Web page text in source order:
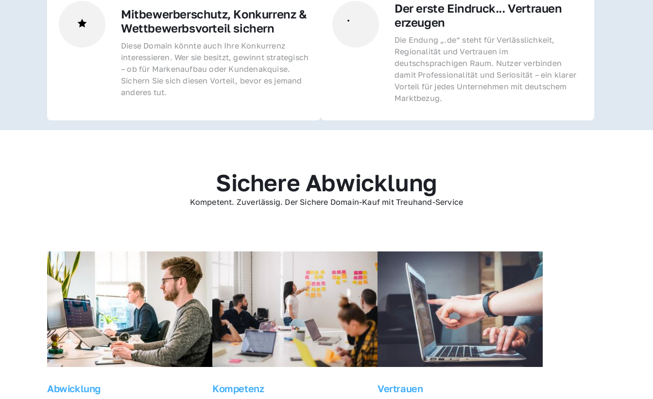
Mitbewerberschutz, Konkurrenz &
Wettbewerbsvorteil sichern
Diese Domain könnte auch Ihre Konkurrenz
interessieren. Wer sie besitzt, gewinnt strategisch
– ob für Markenaufbau oder Kundenakquise.
Sichern Sie sich diesen Vorteil, bevor es jemand
anderes tut.
Der erste Eindruck... Vertrauen
erzeugen
Die Endung „.de“ steht für Verlässlichkeit,
Regionalität und Vertrauen im
deutschsprachigen Raum. Nutzer verbinden
damit Professionalität und Seriosität – ein klarer
Vorteil für jedes Unternehmen mit deutschem
Marktbezug.
Sichere Abwicklung
Kompetent. Zuverlässig. Der Sichere Domain-Kauf mit Treuhand-Service
Abwicklung Kompetenz Vertrauen